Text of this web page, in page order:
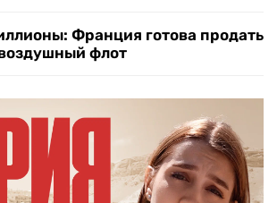
Франция готова продать
флот